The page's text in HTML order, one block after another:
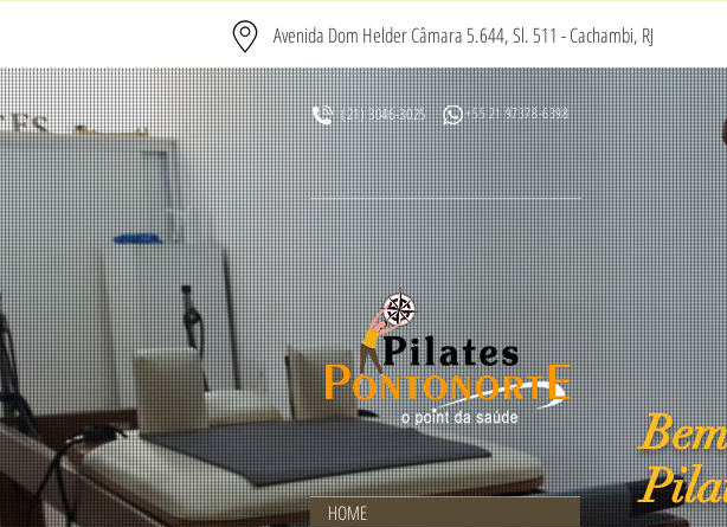
Avenida Dom Helder Câmara 5.644, Sl. 511 - Cachambi, RJ
HOME
(21) 3046-3025 +55 21 97378-6398